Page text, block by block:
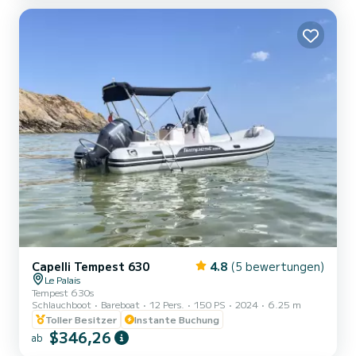
Capelli Tempest 630 4.8 (5 bewertungen)
Le Palais
Tempest 630s
Schlauchboot
Bareboat 12 Pers. 150 PS 2024
6.25 m
Toller Besitzer
Instante Buchung
ab $346,26